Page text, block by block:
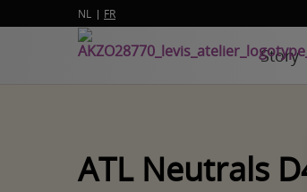
NL FR
Story
ATL Neutrals